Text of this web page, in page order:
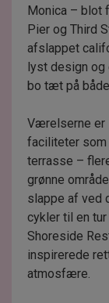
Monica – blot
Pier og Third
afslappet
lyst design og
bo tæt på
Værelserne er
faciliteter som
terrasse –
grønne
slappe af ved
cykler til en
Shoreside
inspirerede
atmosfære.